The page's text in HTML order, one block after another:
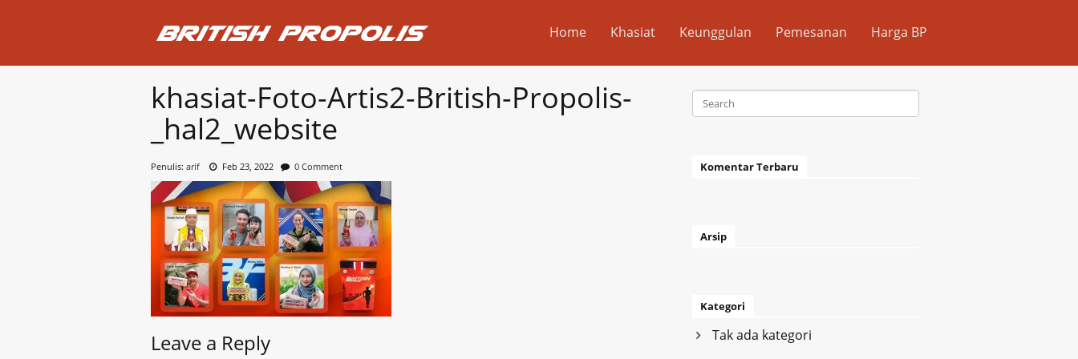
Home Khasiat Keunggulan Pemesanan Harga BP
khasiat-Foto-Artis2-British-Propolis-
_hal2_website
Penulis: arif Feb 23, 2022 0 Comment
Leave a Reply
Komentar Terbaru
Arsip
Kategori
Tak ada kategori